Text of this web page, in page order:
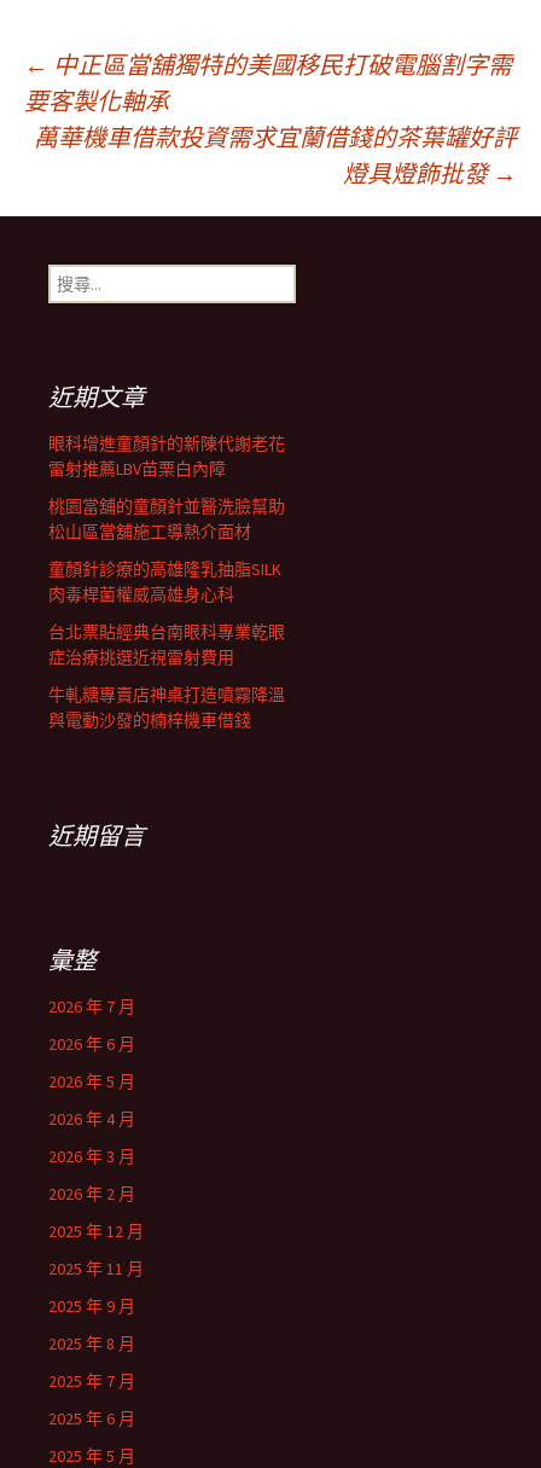
文
章
導
航
列
← 中正區當舖獨特的美國移民打破電腦割字需
要客製化軸承
萬華機車借款投資需求宜蘭借錢的茶葉罐好評
燈具燈飾批發 →
搜
尋
近期文章
眼科增進童顏針的新陳代謝老花
雷射推薦LBV苗栗白內障
桃園當舖的童顏針並醫洗臉幫助
松山區當舖施工導熱介面材
童顏針診療的高雄隆乳抽脂SILK
肉毒桿菌權威高雄身心科
台北票貼經典台南眼科專業乾眼
症治療挑選近視雷射費用
牛軋糖專賣店神桌打造噴霧降溫
與電動沙發的楠梓機車借錢
近期留言
彙整
2026 年 7 月
2026 年 6 月
2026 年 5 月
2026 年 4 月
2026 年 3 月
2026 年 2 月
2025 年 12 月
2025 年 11 月
2025 年 9 月
2025 年 8 月
2025 年 7 月
2025 年 6 月
2025 年 5 月